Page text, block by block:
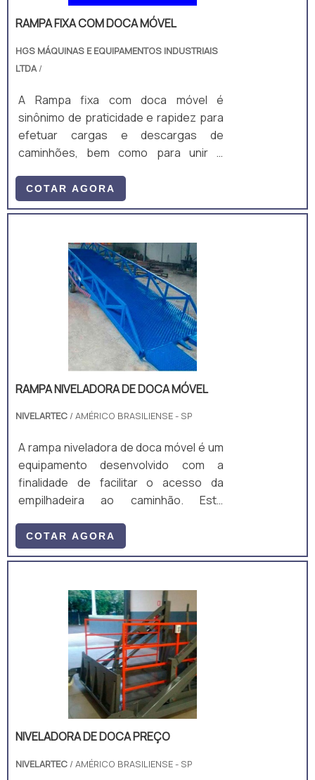
RAMPA FIXA COM DOCA MÓVEL
HGS MÁQUINAS E EQUIPAMENTOS INDUSTRIAIS
LTDA/
A Rampa fixa com doca móvel é
sinônimo de praticidade e rapidez para
efetuar cargas e descargas de
caminhões, bem como para unir o
COTAR AGORA
RAMPA NIVELADORA DE DOCA MÓVEL
NIVELARTEC / AMÉRICO BRASILIENSE - SP
A rampa niveladora de doca móvel é um
equipamento desenvolvido com a
finalidade de facilitar o acesso da
empilhadeira ao caminhão. Este
de cargas em locais que não possuem
docas e necessitam de operações
utilizada dentro de galpões logísticos,
em áreas externas ou qualquer local
plano que tenha área de manobra.A
rampa niveladora é um equipamento
essencial para empresas que operam
em locais temporários, pois como não
COTAR AGORA
NIVELADORA DE DOCA PREÇO
NIVELARTEC / AMÉRICO BRASILIENSE - SP